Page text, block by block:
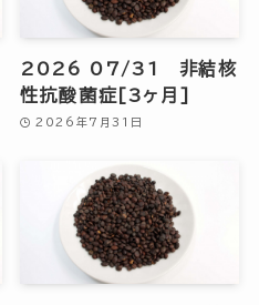
2026 07/31 非結核
性抗酸菌症[3ヶ月]
2026年7月31日